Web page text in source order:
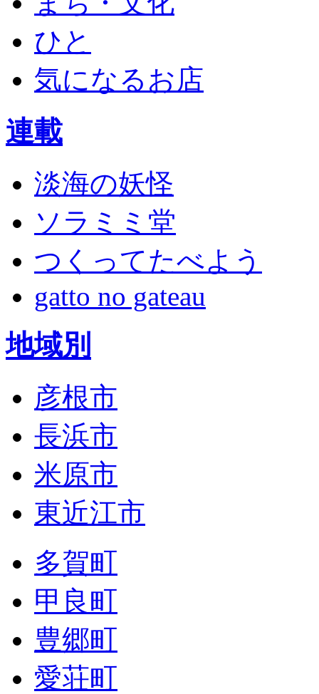
ひと
気になるお店
連載
淡海の妖怪
ソラミミ堂
つくってたべよう
gatto no gateau
地域別
彦根市
長浜市
米原市
東近江市
多賀町
甲良町
豊郷町
愛荘町